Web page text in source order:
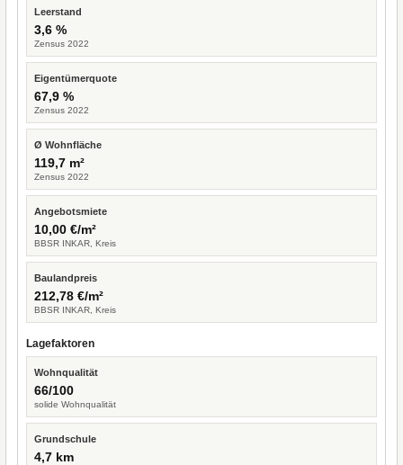
Leerstand
3,6 %
Zensus 2022
Eigentümerquote
67,9 %
Zensus 2022
Ø Wohnfläche
119,7 m²
Zensus 2022
Angebotsmiete
10,00 €/m²
BBSR INKAR, Kreis
Baulandpreis
212,78 €/m²
BBSR INKAR, Kreis
Lagefaktoren
Wohnqualität
66/100
solide Wohnqualität
Grundschule
4,7 km